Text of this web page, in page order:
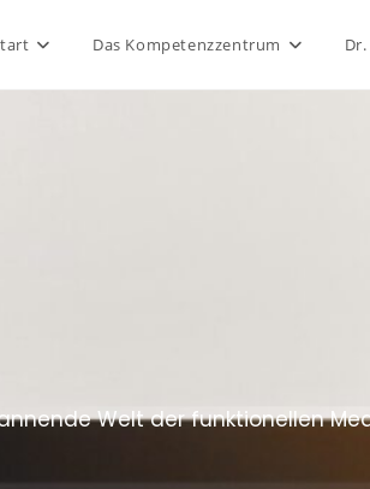
Das Kompetenzzentrum
Welt der funktionellen